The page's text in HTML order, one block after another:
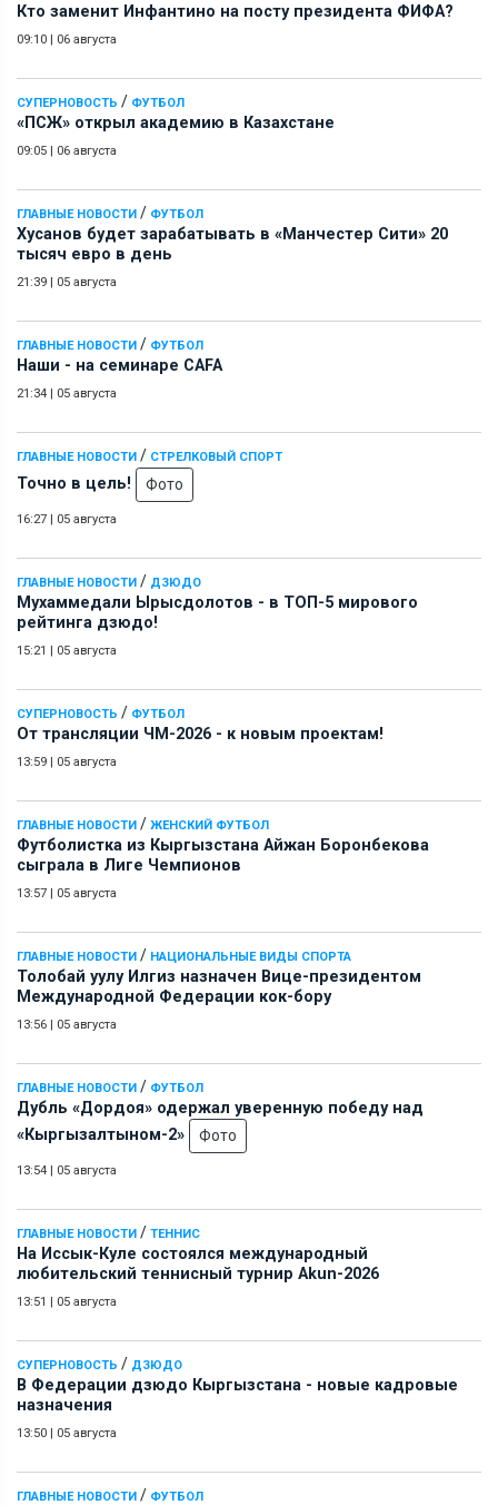
Кто заменит Инфантино на посту президента ФИФА?
09:10 | 06 августа
СУПЕРНОВОСТЬ / ФУТБОЛ
«ПСЖ» открыл академию в Казахстане
09:05 | 06 августа
ГЛАВНЫЕ НОВОСТИ / ФУТБОЛ
Хусанов будет зарабатывать в «Манчестер Сити» 20
тысяч евро в день
21:39 | 05 августа
ГЛАВНЫЕ НОВОСТИ / ФУТБОЛ
Наши - на семинаре СAFA
21:34 | 05 августа
ГЛАВНЫЕ НОВОСТИ / СТРЕЛКОВЫЙ СПОРТ
Точно в цель! Фото
16:27 | 05 августа
ГЛАВНЫЕ НОВОСТИ / ДЗЮДО
Мухаммедали Ырысдолотов - в ТОП-5 мирового
рейтинга дзюдо!
15:21 | 05 августа
СУПЕРНОВОСТЬ / ФУТБОЛ
От трансляции ЧМ-2026 - к новым проектам!
13:59 | 05 августа
ГЛАВНЫЕ НОВОСТИ / ЖЕНСКИЙ ФУТБОЛ
Футболистка из Кыргызстана Айжан Боронбекова
сыграла в Лиге Чемпионов
13:57 | 05 августа
ГЛАВНЫЕ НОВОСТИ / НАЦИОНАЛЬНЫЕ ВИДЫ СПОРТА
Толобай уулу Илгиз назначен Вице-президентом
Международной Федерации кок-бору
13:56 | 05 августа
ГЛАВНЫЕ НОВОСТИ / ФУТБОЛ
Дубль «Дордоя» одержал уверенную победу над
«Кыргызалтыном-2»
Фото
13:54 | 05 августа
ГЛАВНЫЕ НОВОСТИ / ТЕННИС
На Иссык-Куле состоялся международный
любительский теннисный турнир Akun-2026
13:51 | 05 августа
СУПЕРНОВОСТЬ / ДЗЮДО
В Федерации дзюдо Кыргызстана - новые кадровые
назначения
13:50 | 05 августа
ГЛАВНЫЕ НОВОСТИ / ФУТБОЛ